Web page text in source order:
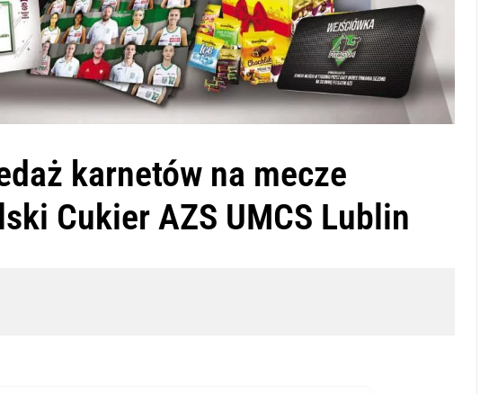
karnetów na mecze
Cukier AZS UMCS Lublin